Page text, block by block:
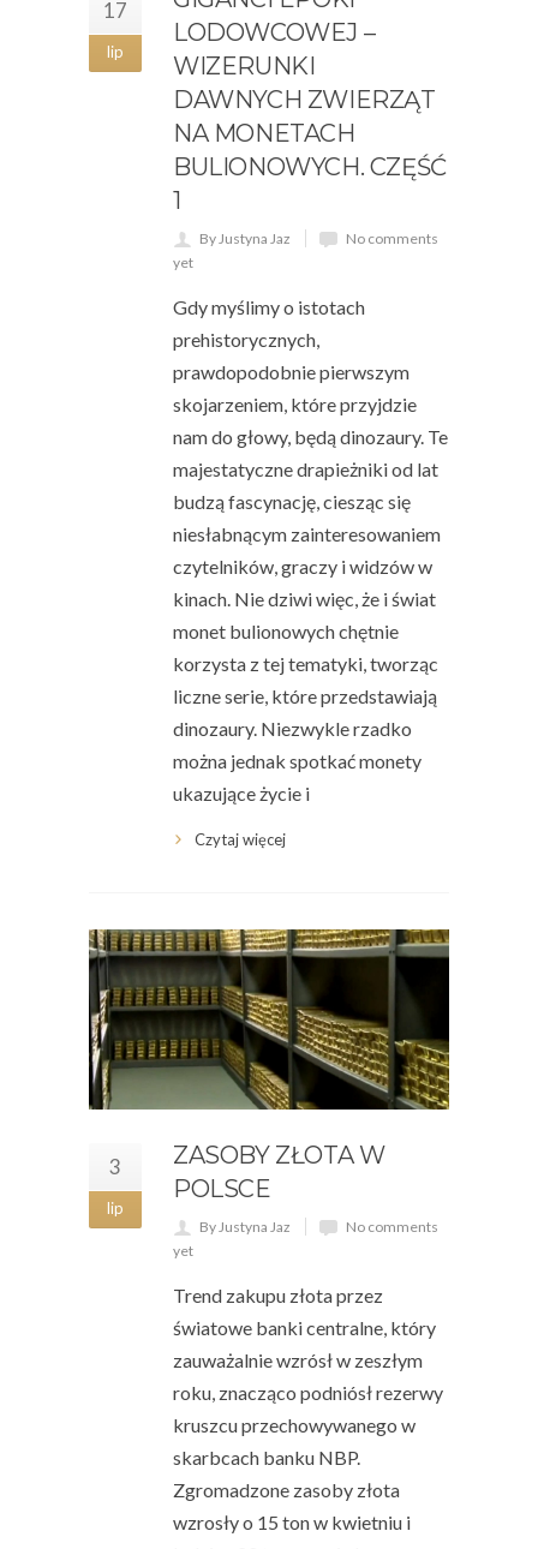
17
lip
LODOWCOWEJ –
WIZERUNKI
DAWNYCH ZWIERZĄT
NA MONETACH
BULIONOWYCH. CZĘŚĆ
1
By Justyna Jaz
No comments
yet
Gdy myślimy o istotach
prehistorycznych,
prawdopodobnie pierwszym
skojarzeniem, które przyjdzie
nam do głowy, będą dinozaury. Te
majestatyczne drapieżniki od lat
budzą fascynację, ciesząc się
niesłabnącym zainteresowaniem
czytelników, graczy i widzów w
kinach. Nie dziwi więc, że i świat
monet bulionowych chętnie
korzysta z tej tematyki, tworząc
liczne serie, które przedstawiają
dinozaury. Niezwykle rzadko
można jednak spotkać monety
ukazujące życie i
Czytaj więcej
3
lip
ZASOBY ZŁOTA W
POLSCE
By Justyna Jaz
No comments
yet
Trend zakupu złota przez
światowe banki centralne, który
zauważalnie wzrósł w zeszłym
roku, znacząco podniósł rezerwy
kruszcu przechowywanego w
skarbcach banku NBP.
Zgromadzone zasoby złota
wzrosły o 15 ton w kwietniu i